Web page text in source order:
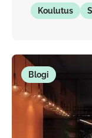
Koulutus
Blogi